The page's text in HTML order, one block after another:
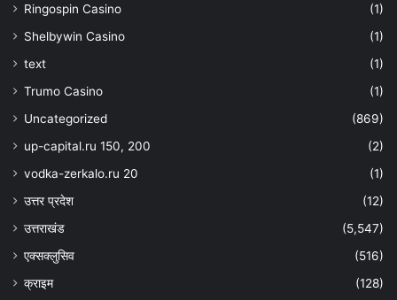
Ringospin Casino
(1)
Shelbywin Casino
(1)
text
(1)
Trumo Casino
(1)
Uncategorized
(869)
up-capital.ru 150, 200
(2)
vodka-zerkalo.ru 20
(1)
उत्तर प्रदेश
(12)
उत्तराखंड
(5,547)
एक्सक्लुसिव
(516)
क्राइम
(128)